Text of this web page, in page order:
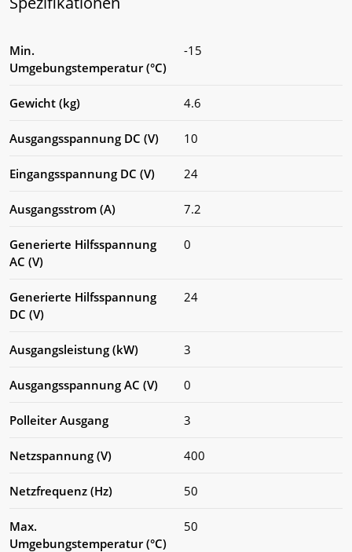
Min.
Umgebungstemperatur (°C)
-15
Gewicht (kg) 4.6
Ausgangsspannung DC (V) 10
Eingangsspannung DC (V) 24
Ausgangsstrom (A) 7.2
Generierte Hilfsspannung
AC (V)
0
Generierte Hilfsspannung
DC (V)
24
Ausgangsleistung (kW) 3
Ausgangsspannung AC (V) 0
Polleiter Ausgang 3
Netzspannung (V) 400
Netzfrequenz (Hz) 50
Max.
Umgebungstemperatur (°C)
50